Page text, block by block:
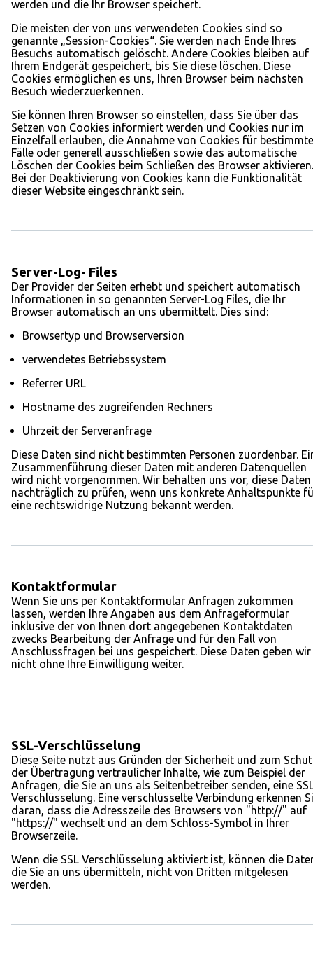
werden und die Ihr Browser speichert.
Die meisten der von uns verwendeten Cookies sind so
genannte „Session-Cookies“. Sie werden nach Ende Ihres
Besuchs automatisch gelöscht. Andere Cookies bleiben auf
Ihrem Endgerät gespeichert, bis Sie diese löschen. Diese
Cookies ermöglichen es uns, Ihren Browser beim nächsten
Besuch wiederzuerkennen.
Sie können Ihren Browser so einstellen, dass Sie über das
Setzen von Cookies informiert werden und Cookies nur im
Einzelfall erlauben, die Annahme von Cookies für bestimmte
Fälle oder generell ausschließen sowie das automatische
Löschen der Cookies beim Schließen des Browser aktivieren.
Bei der Deaktivierung von Cookies kann die Funktionalität
dieser Website eingeschränkt sein.
Server-Log- Files
Der Provider der Seiten erhebt und speichert automatisch
Informationen in so genannten Server-Log Files, die Ihr
Browser automatisch an uns übermittelt. Dies sind:
Browsertyp und Browserversion
verwendetes Betriebssystem
Referrer URL
Hostname des zugreifenden Rechners
Uhrzeit der Serveranfrage
Diese Daten sind nicht bestimmten Personen zuordenbar.
Zusammenführung dieser Daten mit anderen Datenquellen
wird nicht vorgenommen. Wir behalten uns vor, diese Daten
nachträglich zu prüfen, wenn uns konkrete Anhaltspunkte
eine rechtswidrige Nutzung bekannt werden.
Kontaktformular
Wenn Sie uns per Kontaktformular Anfragen zukommen
lassen, werden Ihre Angaben aus dem Anfrageformular
inklusive der von Ihnen dort angegebenen Kontaktdaten
zwecks Bearbeitung der Anfrage und für den Fall von
Anschlussfragen bei uns gespeichert. Diese Daten geben wir
nicht ohne Ihre Einwilligung weiter.
SSL-Verschlüsselung
Diese Seite nutzt aus Gründen der Sicherheit und zum
der Übertragung vertraulicher Inhalte, wie zum Beispiel der
Anfragen, die Sie an uns als Seitenbetreiber senden, eine
Verschlüsselung. Eine verschlüsselte Verbindung erkennen
daran, dass die Adresszeile des Browsers von "http://" auf
"https://" wechselt und an dem Schloss-Symbol in Ihrer
Browserzeile.
Wenn die SSL Verschlüsselung aktiviert ist, können die
die Sie an uns übermitteln, nicht von Dritten mitgelesen
werden.